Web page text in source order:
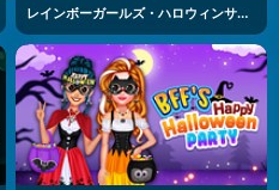
レインボーガールズ・ハロウィンサロン